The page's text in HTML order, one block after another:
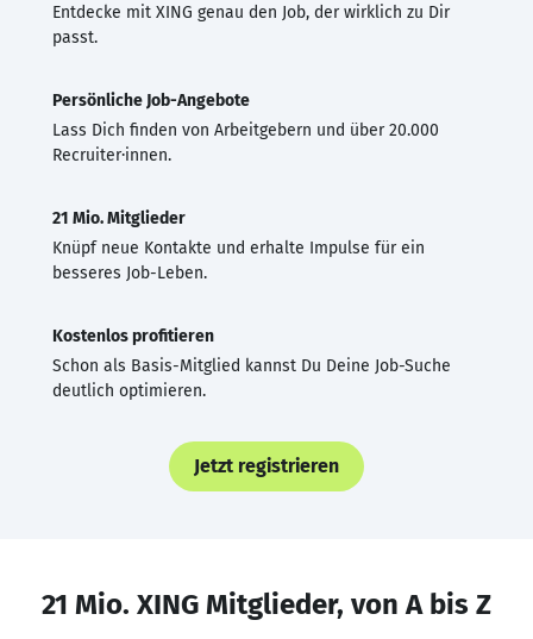
Entdecke mit XING genau den Job, der wirklich zu Dir
passt.
Persönliche Job-Angebote
Lass Dich finden von Arbeitgebern und über 20.000
Recruiter·innen.
21 Mio. Mitglieder
Knüpf neue Kontakte und erhalte Impulse für ein
besseres Job-Leben.
Kostenlos profitieren
Schon als Basis-Mitglied kannst Du Deine Job-Suche
deutlich optimieren.
Jetzt registrieren
21 Mio. XING Mitglieder, von A bis Z